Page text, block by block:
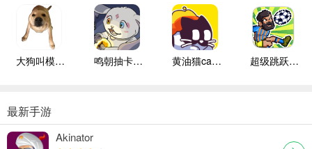
大狗叫模拟器 鸣朝抽卡模拟器大聪明版 黄油猫cato手机版 超级跳跃足球
最新手游
Akinator